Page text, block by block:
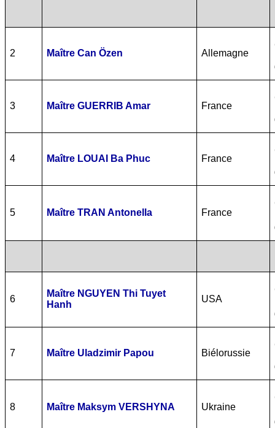
2 Maître Can Özen Allemagne
3 Maître GUERRIB Amar France
4 Maître LOUAI Ba Phuc France
5 Maître TRAN Antonella France
6
Maître NGUYEN Thi Tuyet
Hanh
USA
7 Maître Uladzimir Papou Biélorussie
8 Maître Maksym VERSHYNA Ukraine